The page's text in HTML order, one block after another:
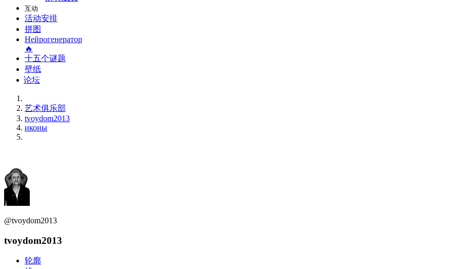
互动
活动安排
拼图
Нейрогенератор
🔥
十五个谜题
壁纸
论坛
艺术俱乐部
tvoydom2013
иконы
@tvoydom2013
tvoydom2013
轮廓